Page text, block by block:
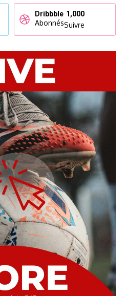
Dribbble 1,000
AbonnésSuivre